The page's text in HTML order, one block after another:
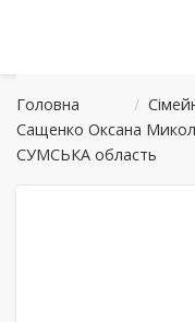
Головна /
Сащенко Оксана
СУМСЬКА область